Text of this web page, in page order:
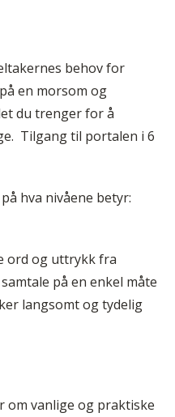
behov for
en morsom og
du trenger for å
Tilgang til portalen i 6
hva nivåene betyr:
ord og uttrykk fra
på en enkel måte
langsomt og tydelig
om vanlige og praktiske